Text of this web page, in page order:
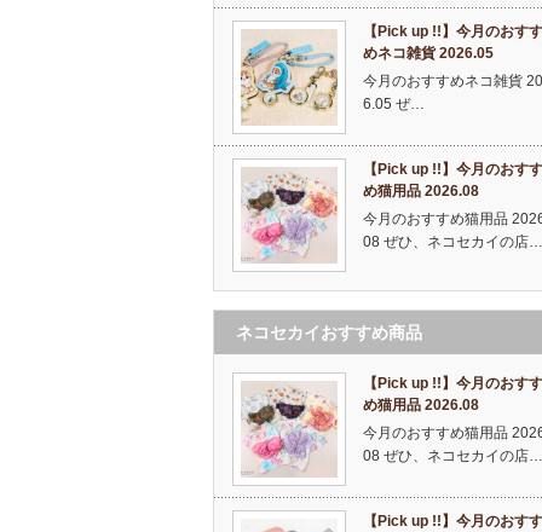
【Pick up !!】今月のおすす
めネコ雑貨 2026.05
今月のおすすめネコ雑貨
6.05 ぜ…
【Pick up !!】今月のおすす
め猫用品 2026.08
今月のおすすめ猫用品
08 ぜひ、ネコセカイの店…
ネコセカイおすすめ商品
【Pick up !!】今月のおすす
め猫用品 2026.08
今月のおすすめ猫用品
08 ぜひ、ネコセカイの店…
【Pick up !!】今月のおすす